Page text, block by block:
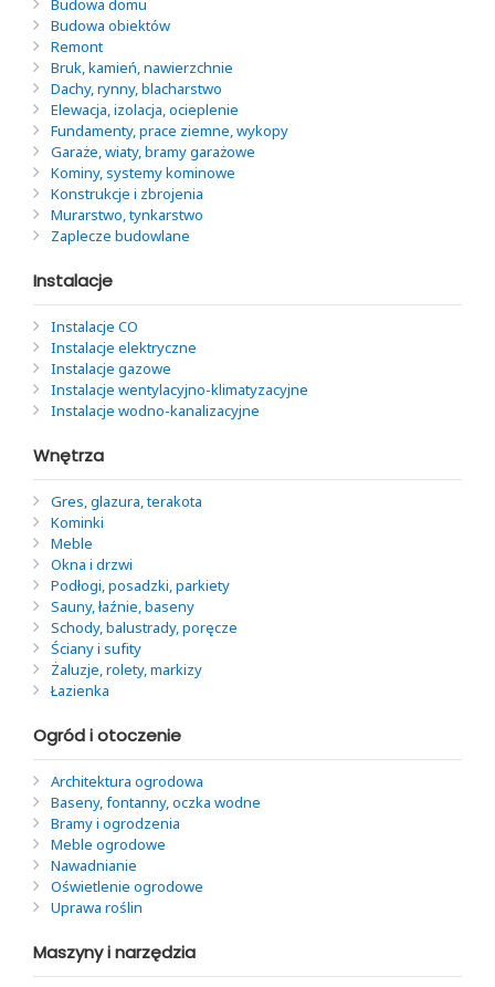
Budowa domu
Budowa obiektów
Remont
Bruk, kamień, nawierzchnie
Dachy, rynny, blacharstwo
Elewacja, izolacja, ocieplenie
Fundamenty, prace ziemne, wykopy
Garaże, wiaty, bramy garażowe
Kominy, systemy kominowe
Konstrukcje i zbrojenia
Murarstwo, tynkarstwo
Zaplecze budowlane
Instalacje
Instalacje CO
Instalacje elektryczne
Instalacje gazowe
Instalacje wentylacyjno-klimatyzacyjne
Instalacje wodno-kanalizacyjne
Wnętrza
Gres, glazura, terakota
Kominki
Meble
Okna i drzwi
Podłogi, posadzki, parkiety
Sauny, łaźnie, baseny
Schody, balustrady, poręcze
Ściany i sufity
Żaluzje, rolety, markizy
Łazienka
Ogród i otoczenie
Architektura ogrodowa
Baseny, fontanny, oczka wodne
Bramy i ogrodzenia
Meble ogrodowe
Nawadnianie
Oświetlenie ogrodowe
Uprawa roślin
Maszyny i narzędzia